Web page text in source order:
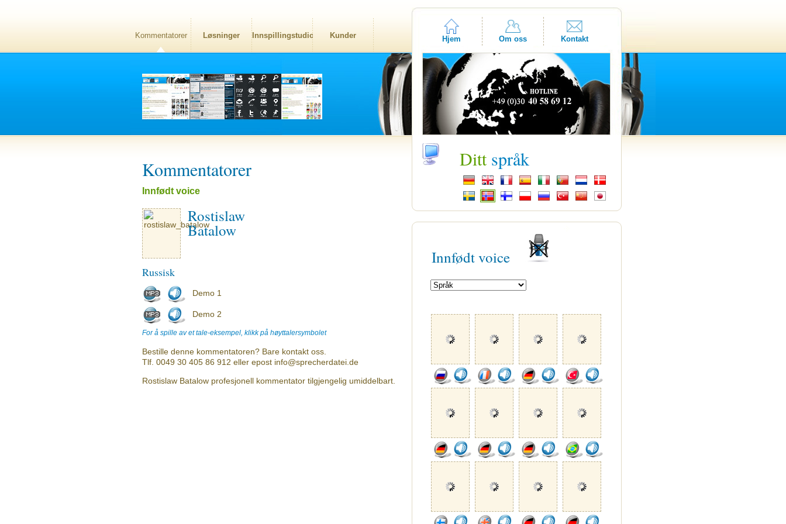
Kommentatorer Løsninger Innspillingstudio Kunder Hjem Om oss Kontakt
Kommentatorer
Innfødt voice
Rostislaw
Batalow
Russisk
Demo 1
Demo 2
For å spille av et tale-eksempel, klikk på høyttalersymbolet
Bestille denne kommentatoren? Bare kontakt oss.
Tlf. 0049 30 405 86 912 eller epost info@sprecherdatei.de
Rostislaw Batalow profesjonell kommentator tilgjengelig umiddelbart.
Ditt språk
Innfødt voice